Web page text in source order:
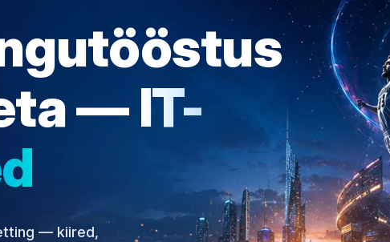
—IT-
— kiired,